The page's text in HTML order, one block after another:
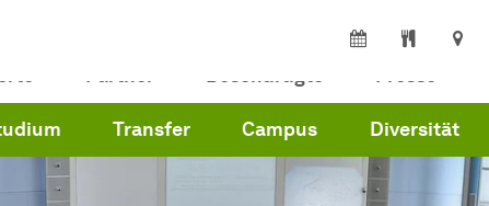
Partner Beschäftigte Presse
Transfer Campus Diversität